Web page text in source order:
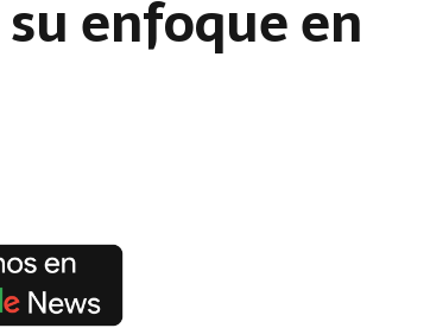
enfoque en